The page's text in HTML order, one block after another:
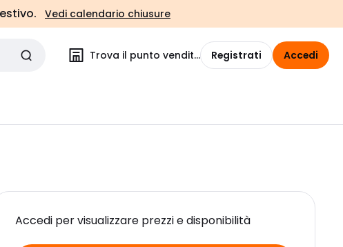
Vedi calendario chiusure
Trova il punto vendita Registrati Accedi
Accedi per visualizzare prezzi e disponibilità